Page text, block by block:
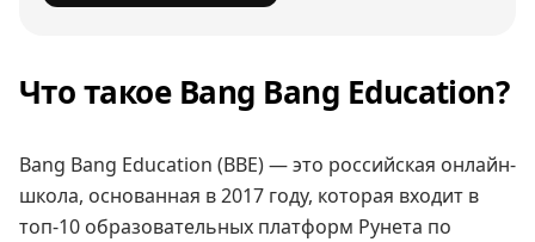
Что такое Bang Bang Education?
Bang Bang Education (BBE) — это российская онлайн-
школа, основанная в 2017 году, которая входит в
топ-10 образовательных платформ Рунета по